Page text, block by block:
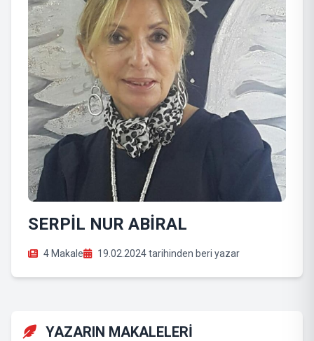
SERPİL NUR ABİRAL
4 Makale 19.02.2024 tarihinden beri yazar
YAZARIN MAKALELERİ